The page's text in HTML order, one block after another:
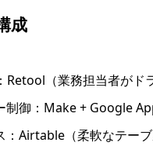
成
Retool（業務担当者がド
制御：Make + Google
：Airtable（柔軟なテーブ